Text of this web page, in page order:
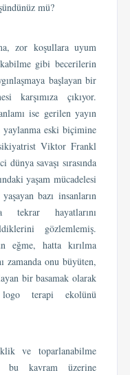
mü?
zor koşullara uyum
gibi becerilerin
başlayan bir
karşımıza çıkıyor.
ise gerilen yayın
eski biçimine
Viktor Frankl
savaşı sırasında
yaşam mücadelesi
bazı insanların
tekrar hayatlarını
gözlemlemiş.
eğme, hatta kırılma
zamanda onu büyüten,
bir basamak olarak
logo terapi ekolünü
ve toparlanabilme
bu kavram üzerine